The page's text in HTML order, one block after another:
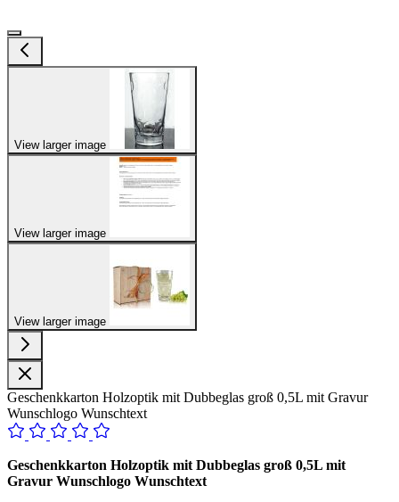
View larger image
View larger image
View larger image
Geschenkkarton Holzoptik mit Dubbeglas groß 0,5L mit Gravur
Wunschlogo Wunschtext
Geschenkkarton Holzoptik mit Dubbeglas groß 0,5L mit
Gravur Wunschlogo Wunschtext